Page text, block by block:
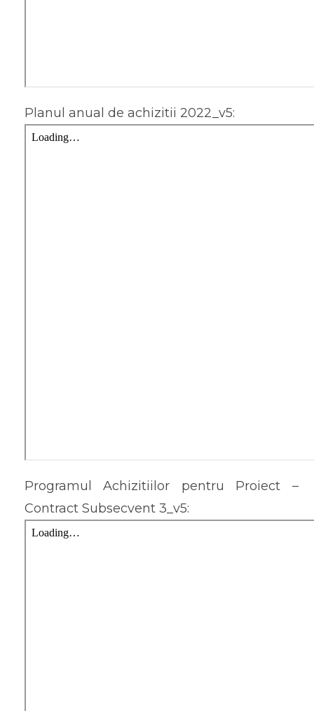
Planul anual de achizitii 2022_v5:
Programul Achizitiilor pentru Proiect –
Contract Subsecvent 3_v5: